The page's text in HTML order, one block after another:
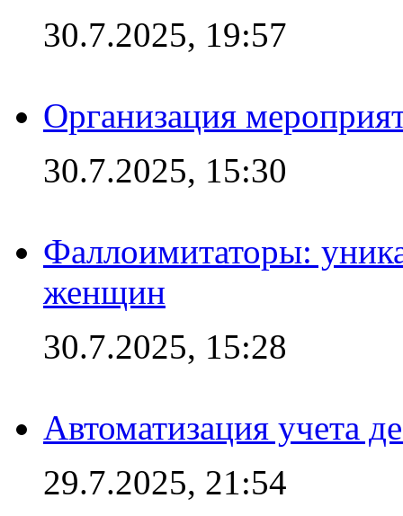
30.7.2025, 19:57
Организация
30.7.2025, 15:30
Фаллоимитаторы:
женщин
30.7.2025, 15:28
Автоматизация учета
29.7.2025, 21:54